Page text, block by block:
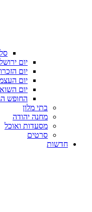
יום
יום
יום
יום
החופש
בתי מלון
מחנה יהודה
מסעדות ואוכל
סרטים
חדשות